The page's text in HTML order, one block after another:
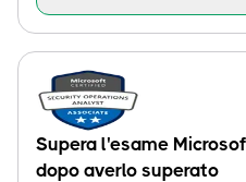
Supera l'esame
dopo averlo superato